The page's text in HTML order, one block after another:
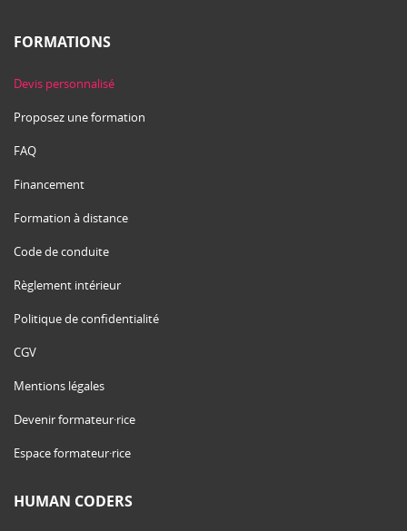
FORMATIONS
Devis personnalisé
Proposez une formation
FAQ
Financement
Formation à distance
Code de conduite
Règlement intérieur
Politique de confidentialité
CGV
Mentions légales
Devenir formateur·rice
Espace formateur·rice
HUMAN CODERS